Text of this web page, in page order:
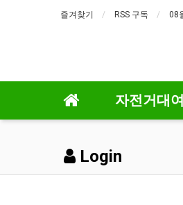
즐겨찾기 RSS 구독 08
자전거대여
Login